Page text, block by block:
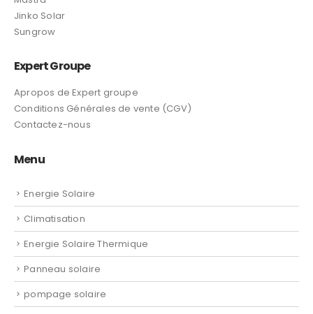
Jinko Solar
Sungrow
Expert Groupe
Apropos de Expert groupe
Conditions Générales de vente (CGV)
Contactez-nous
Menu
Energie Solaire
Climatisation
Energie Solaire Thermique
Panneau solaire
pompage solaire